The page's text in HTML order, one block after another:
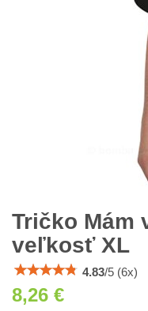
Tričko Mám
veľkosť XL
4.83/5 (6x)
8,26 €